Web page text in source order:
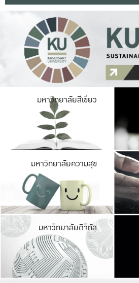
มหาวิทยาลัยสีเขียว
มหาวิทยาลัยความสุข
มหาวิทยาลัยดิจิทัล